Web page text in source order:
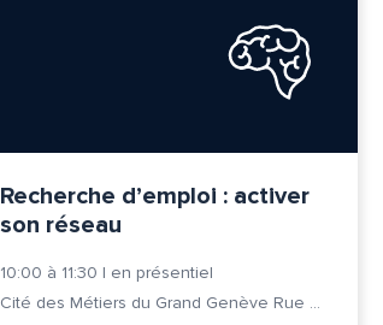
Recherche d’emploi : activer
son réseau
10:00 à 11:30 | en présentiel
Cité des Métiers du Grand Genève Rue Prévost-Martin 6 1205 Genève